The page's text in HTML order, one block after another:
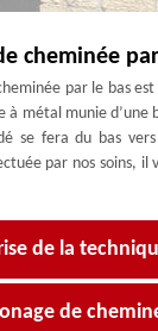
cheminée
par le bas
à métal munie d’une
se fera du bas
par nos soins,
de la
de